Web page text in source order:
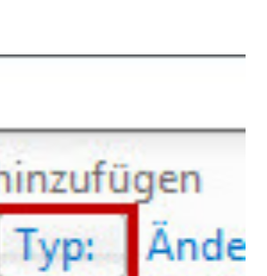
Mitglieder. Dafür könnte es Gründe
noch im Dunkeln zu liegen scheinen.